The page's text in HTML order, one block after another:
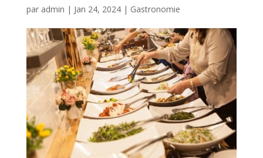
par admin | Jan 24, 2024| Gastronomie